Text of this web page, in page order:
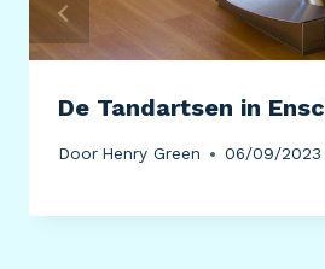
De Tandartsen in
Door Henry Green 06/09/2023